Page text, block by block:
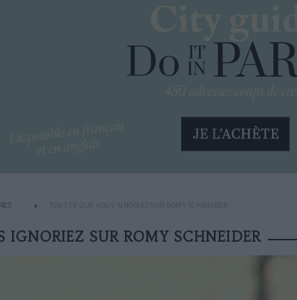
TOUT CE QUE VOUS IGNORIEZ SUR ROMY SCHNEIDER
IGNORIEZ SUR ROMY SCHNEIDER